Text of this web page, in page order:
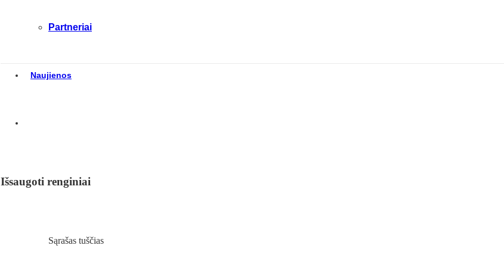
Partneriai
Naujienos
Išsaugoti renginiai
Sąrašas tuščias